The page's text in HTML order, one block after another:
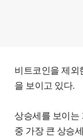
비트코인을 제
을 보이고 있다.
상승세를 보이는
중 가장 큰 상승